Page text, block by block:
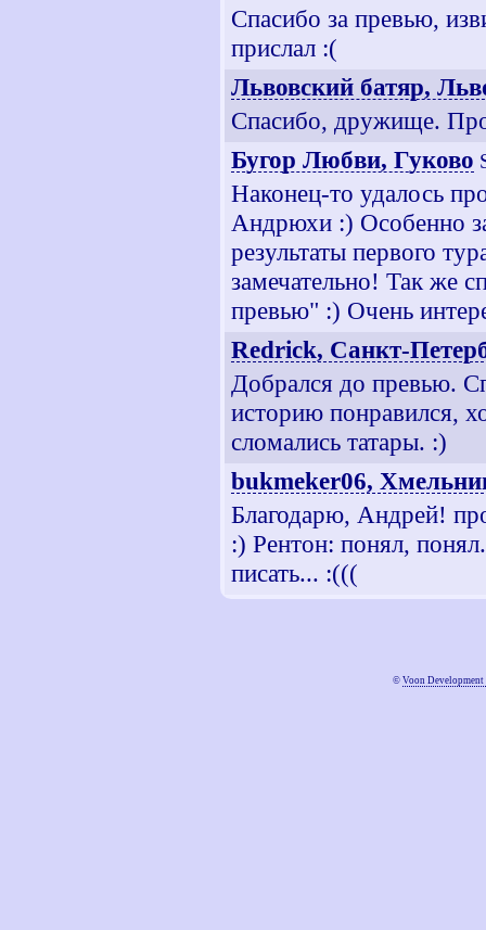
Спасибо за превью,
прислал :(
Львовский батяр,
Спасибо, дружище.
Бугор Любви, Гуково
Наконец-то удалось
Андрюхи :) Особенно
результаты первого
замечательно! Так же
превью" :) Очень
Redrick, Санкт-
Добрался до превью.
историю понравился,
сломались татары. :)
bukmeker06,
Благодарю, Андрей!
:) Рентон: понял,
писать... :(((
© Voon Development